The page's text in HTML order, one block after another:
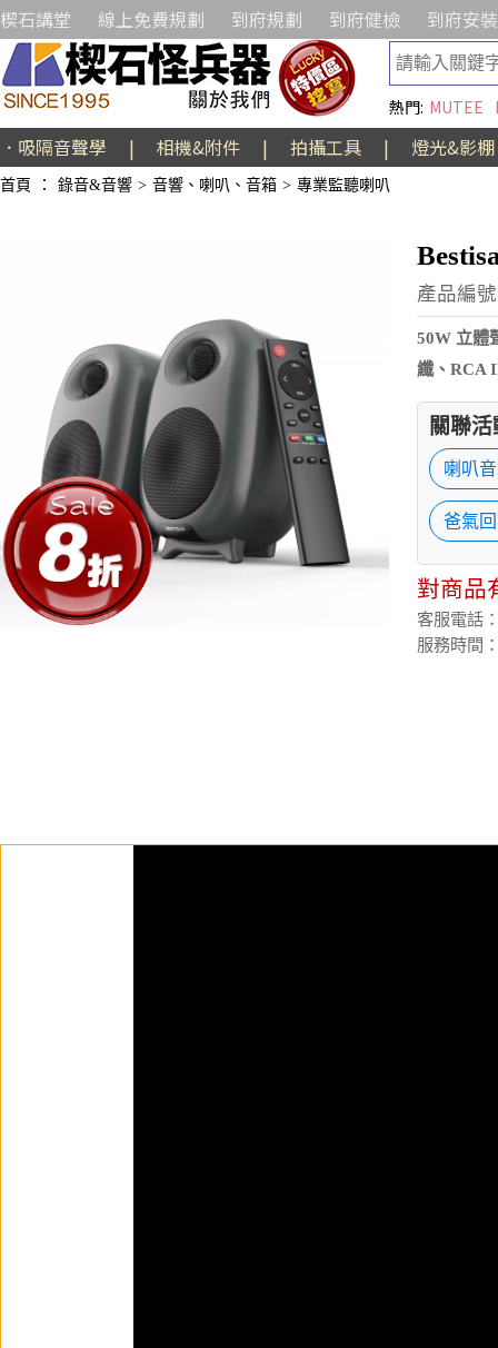
楔石講堂 線上免費規劃 到府規劃 到府健檢 到府安裝
熱門: MUTEE
．吸隔音聲學 | 相機&附件 | 拍攝工具 | 燈光&影棚
首頁 ： 錄音&音響 > 音響、喇叭、音箱 > 專業監聽喇叭
產品編
50W 立體
纖、RCA
關聯
喇叭
爸氣
對商品
客服電話
服務時間